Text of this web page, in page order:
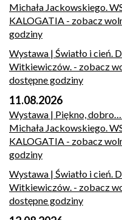
Michała Jackowskiego.
KALOGATIA - zobacz
godziny
Wystawa | Światło i cień.
Witkiewiczów. - zobacz
dostępne godziny
11.08.2026
Wystawa | Piękno,
Michała Jackowskiego.
KALOGATIA - zobacz
godziny
Wystawa | Światło i cień.
Witkiewiczów. - zobacz
dostępne godziny